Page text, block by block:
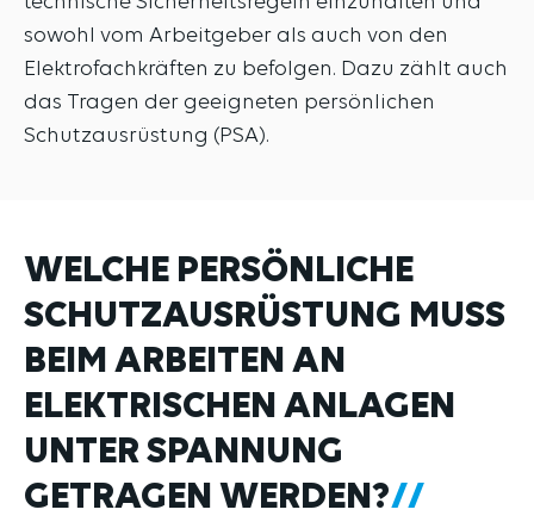
sowohl vom Arbeitgeber als auch von den
Elektrofachkräften zu befolgen. Dazu zählt auch
das Tragen der geeigneten persönlichen
Schutzausrüstung (PSA).
WELCHE PERSÖNLICHE
SCHUTZAUSRÜSTUNG MUSS
BEIM ARBEITEN AN
ELEKTRISCHEN ANLAGEN
UNTER SPANNUNG
GETRAGEN WERDEN?